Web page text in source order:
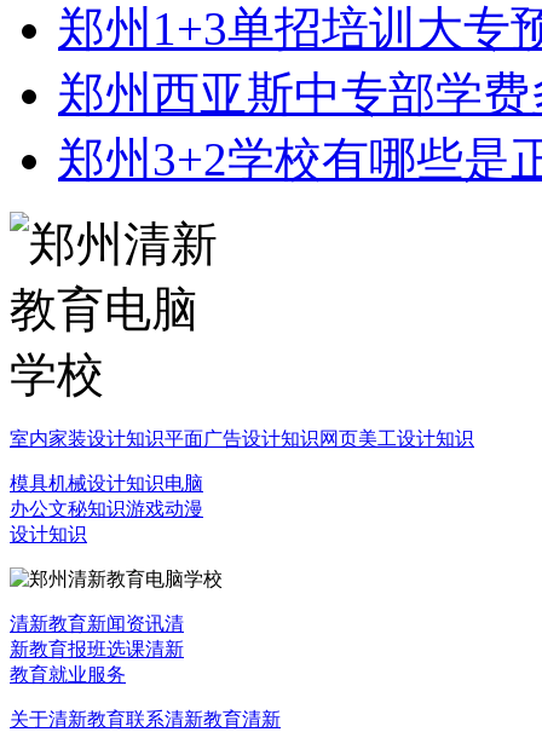
郑州1+3单招培训大专
郑州西亚斯中专部学
郑州3+2学校有哪些是
室内家装设计知识平面广告设计知识网页美工设计知识
模具机械设计知识电脑
办公文秘知识游戏动漫
设计知识
清新教育新闻资讯清
新教育报班选课清新
教育就业服务
关于清新教育联系清新教育清新